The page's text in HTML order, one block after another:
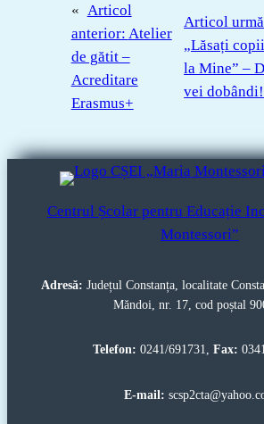
« Articol
anterior: Atelier
de gătit –
Acreditare
Erasmus+
Articol
„Lăsați
la Mine” –
vei dobândi!
Centrul Școlar pentru Educație
Montessori”
Adresă: Județul Constanța, localitate
Măndoi, nr. 17, cod poștal
Telefon: 0241/691731, Fax:
E-mail: